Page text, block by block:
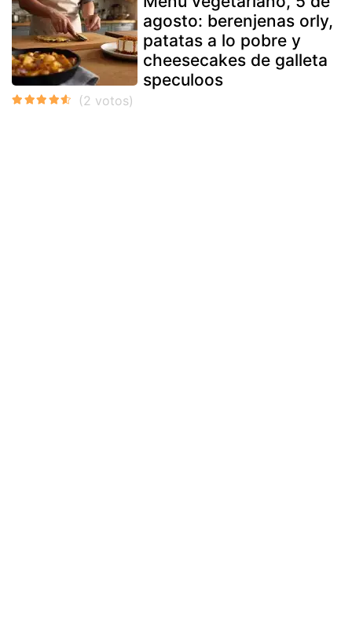
agosto: berenjenas orly,
patatas a lo pobre y
cheesecakes de galleta
speculoos